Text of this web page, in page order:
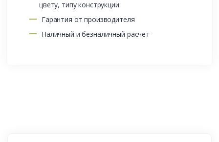
цвету, типу конструкции
Гарантия от производителя
Наличный и безналичный расчет